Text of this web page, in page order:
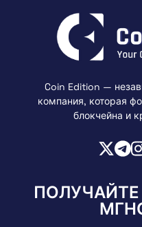
Coin Edition —
компания, которая
блокчейна и